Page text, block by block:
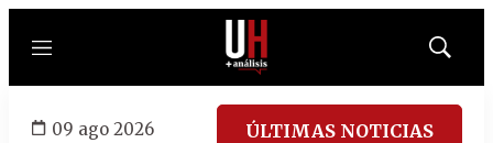
Menú
Mostrar
09 ago 2026 ÚLTIMAS NOTICIAS